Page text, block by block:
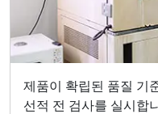
제품이 확립된 품질 기
선적 전 검사를 실시합